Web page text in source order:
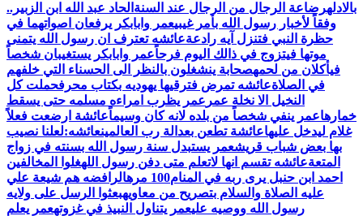
بالادلهرضاعة الرجال من الرجال عند السنة الحاد عبد الله ابن الزبير..
وفقاً لأخبار رسول الله بأمر غيبيعمر وابابكر يرفعان اصواتهما في
حظرة النبي فتنزل آيه رادعةعائشه تعترف ان رسول الله يتمنى
موتها فيتزوج في ذالك اليوم فرحاًعمر وابابكر يستغيبان شخصاً
فيأكلان من لحمهصحابة ينشغلون بالنظر الى الحسناء التي خلفهم
في الصلاةعائشه تمرض فترقيها يهوديه بكتاب محرفحملت كل
النخيل الا نخلة عمر عمر يظرب امراءه مسلمه حتى يسقط
خمارهاعمر ينفي شخصاً من بلده لانه كان وسيماًعائشة ارضعت فعلاً
غلام ليدخل عليهاعائشة تطعن بعدالة رب العالمينعائشه:لعلنا نصيب
بها بعض شباب قريشعمر يستبدل سنة رسول الله بسنته في زواج
المتعةعائشه تقسم انها لاتعلم متى دفن رسول اللهغلوا المخالفين
احمد ابن حنبل يرى ربه في المنام100 مره
الرافضه هم شيعة علي
عليه الصلاة والسلام بتصريح من معاويهبعثوا الرسل على ولايه
رسول الله ووصيه عليعمر يتناول النبيذ في غزوتهعمر يعلم